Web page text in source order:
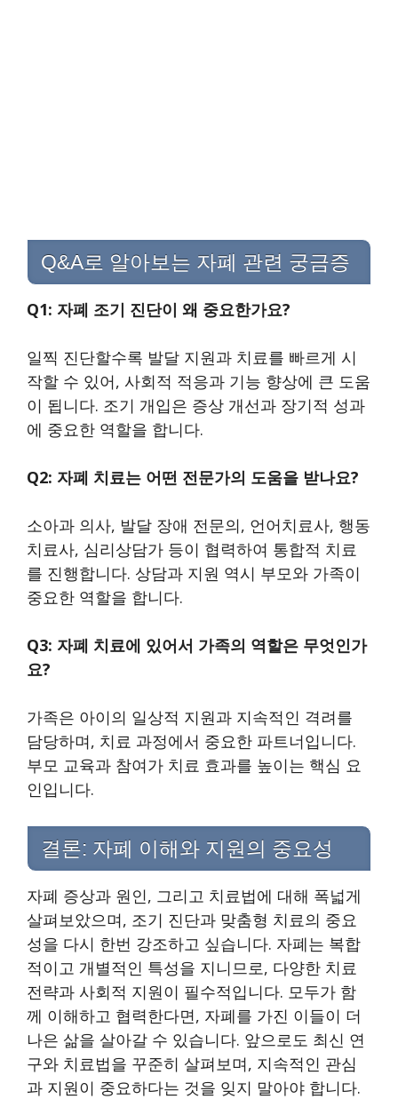
Q&A로 알아보는 자폐 관련 궁금증
Q1: 자폐 조기 진단이 왜 중요한가요?
일찍 진단할수록 발달 지원과 치료를 빠르게 시
작할 수 있어, 사회적 적응과 기능 향상에 큰 도움
이 됩니다. 조기 개입은 증상 개선과 장기적 성과
에 중요한 역할을 합니다.
Q2: 자폐 치료는 어떤 전문가의 도움을 받나요?
소아과 의사, 발달 장애 전문의, 언어치료사, 행동
치료사, 심리상담가 등이 협력하여 통합적 치료
를 진행합니다. 상담과 지원 역시 부모와 가족이
중요한 역할을 합니다.
Q3: 자폐 치료에 있어서 가족의 역할은 무엇인가
요?
가족은 아이의 일상적 지원과 지속적인 격려를
담당하며, 치료 과정에서 중요한 파트너입니다.
부모 교육과 참여가 치료 효과를 높이는 핵심 요
인입니다.
결론: 자폐 이해와 지원의 중요성
자폐 증상과 원인, 그리고 치료법에 대해 폭넓게
살펴보았으며, 조기 진단과 맞춤형 치료의 중요
성을 다시 한번 강조하고 싶습니다. 자폐는 복합
적이고 개별적인 특성을 지니므로, 다양한 치료
전략과 사회적 지원이 필수적입니다. 모두가 함
께 이해하고 협력한다면, 자폐를 가진 이들이 더
나은 삶을 살아갈 수 있습니다. 앞으로도 최신 연
구와 치료법을 꾸준히 살펴보며, 지속적인 관심
과 지원이 중요하다는 것을 잊지 말아야 합니다.